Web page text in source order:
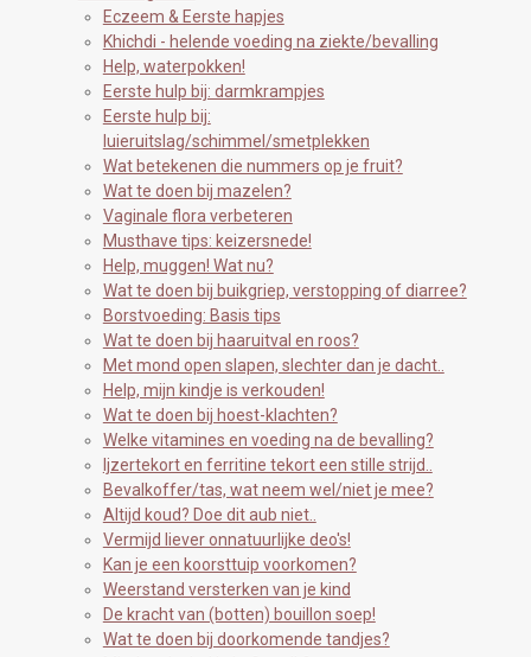
Eczeem & Eerste hapjes
Khichdi - helende voeding na ziekte/bevalling
Help, waterpokken!
Eerste hulp bij: darmkrampjes
Eerste hulp bij:
luieruitslag/schimmel/smetplekken
Wat betekenen die nummers op je fruit?
Wat te doen bij mazelen?
Vaginale flora verbeteren
Musthave tips: keizersnede!
Help, muggen! Wat nu?
Wat te doen bij buikgriep, verstopping of diarree?
Borstvoeding: Basis tips
Wat te doen bij haaruitval en roos?
Met mond open slapen, slechter dan je dacht..
Help, mijn kindje is verkouden!
Wat te doen bij hoest-klachten?
Welke vitamines en voeding na de bevalling?
Ijzertekort en ferritine tekort een stille strijd..
Bevalkoffer/tas, wat neem wel/niet je mee?
Altijd koud? Doe dit aub niet..
Vermijd liever onnatuurlijke deo's!
Kan je een koorsttuip voorkomen?
Weerstand versterken van je kind
De kracht van (botten) bouillon soep!
Wat te doen bij doorkomende tandjes?